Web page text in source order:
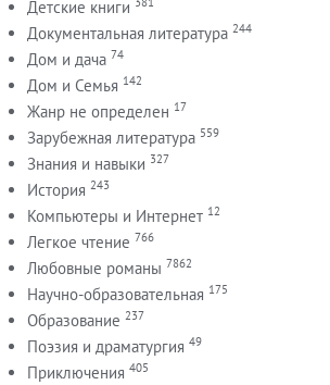
Детские книги
Документальная литература 244
Дом и дача 74
Дом и Семья 142
Жанр не определен 17
Зарубежная литература 559
Знания и навыки 327
История 243
Компьютеры и Интернет 12
Легкое чтение 766
Любовные романы 7862
Научно-образовательная 175
Образование 237
Поэзия и драматургия 49
Приключения 405